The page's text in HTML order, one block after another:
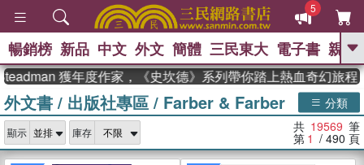
5
GO
熱搜： 東野圭吾 、 高希均教授回憶錄
、 The Odyssey 、 父親節 、 如果歷
、 國際布克
獎 臺灣漫遊錄 、 方念華 、 台灣的李
暢銷榜 新品 中文 外文 簡體 三民東大 電子書 親子
獲年度作家，《史坎德》系列帶你踏上熱血奇幻旅程
外文書 / 出版社專區 / Farber & Farber 分類
顯示 庫存 共 19569 筆
第 1 / 490 頁